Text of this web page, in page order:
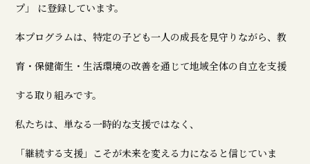
プ」 に登録しています。
本プログラムは、特定の子ども一人の成長を見守りながら、教
育・保健衛生・生活環境の改善を通じて地域全体の自立を支援
する取り組みです。
私たちは、単なる一時的な支援ではなく、
「継続する支援」こそが未来を変える力になると信じていま